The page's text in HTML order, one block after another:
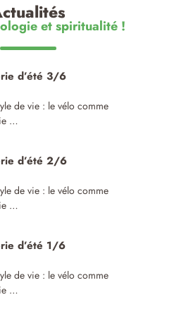
et spiritualité !
d’été 3/6
de vie : le vélo comme
…
d’été 2/6
de vie : le vélo comme
…
d’été 1/6
de vie : le vélo comme
…